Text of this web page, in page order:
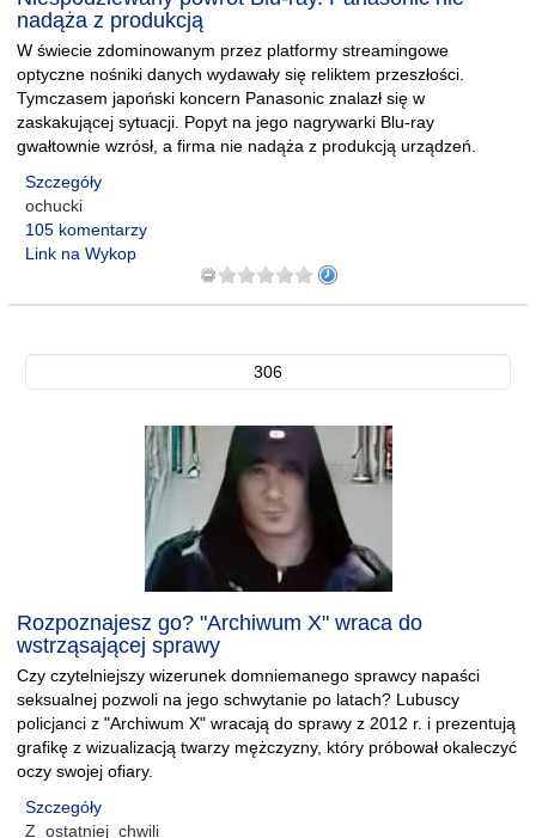
nadąża z produkcją
W świecie zdominowanym przez platformy streamingowe
optyczne nośniki danych wydawały się reliktem przeszłości.
Tymczasem japoński koncern Panasonic znalazł się w
zaskakującej sytuacji. Popyt na jego nagrywarki Blu-ray
gwałtownie wzrósł, a firma nie nadąża z produkcją urządzeń.
Szczegóły
ochucki
105 komentarzy
Link na Wykop
306
Rozpoznajesz go? "Archiwum X" wraca do
wstrząsającej sprawy
Czy czytelniejszy wizerunek domniemanego sprawcy napaści
seksualnej pozwoli na jego schwytanie po latach? Lubuscy
policjanci z "Archiwum X" wracają do sprawy z 2012 r. i prezentują
grafikę z wizualizacją twarzy mężczyzny, który próbował okaleczyć
oczy swojej ofiary.
Szczegóły
Z_ostatniej_chwili